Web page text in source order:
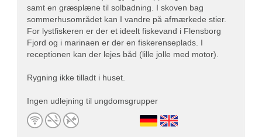
samt en græsplæne til solbadning. I skoven bag
sommerhusområdet kan I vandre på afmærkede stier.
For lystfiskeren er der et ideelt fiskevand i Flensborg
Fjord og i marinaen er der en fiskerenseplads. I
receptionen kan der lejes båd (lille jolle med motor).
Rygning ikke tilladt i huset.
Ingen udlejning til ungdomsgrupper